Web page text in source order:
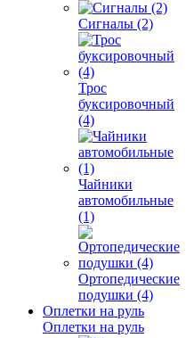
Сигналы (2)
Трос
буксировочный
(4)
Чайники
автомобильные
(1)
Ортопедические
подушки (4)
Оплетки на руль
Оплетки на руль